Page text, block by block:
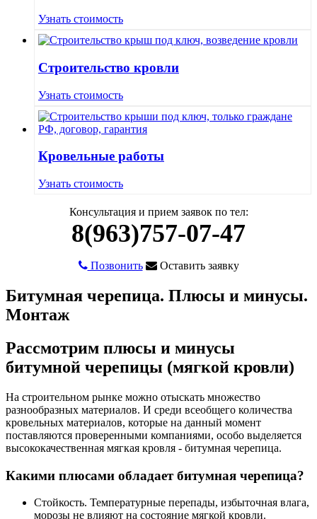
Узнать стоимость
Строительство кровли
Узнать стоимость
Кровельные работы
Узнать стоимость
Консультация и прием заявок по тел:
8(963)757-07-47
Позвонить Оставить заявку
Битумная черепица. Плюсы и минусы.
Монтаж
Рассмотрим плюсы и минусы
битумной черепицы (мягкой кровли)
На строительном рынке можно отыскать множество
разнообразных материалов. И среди всеобщего количества
кровельных материалов, которые на данный момент
поставляются проверенными компаниями, особо выделяется
высококачественная мягкая кровля - битумная черепица.
Какими плюсами обладает битумная черепица?
Стойкость. Температурные перепады, избыточная влага,
морозы не влияют на состояние мягкой кровли.